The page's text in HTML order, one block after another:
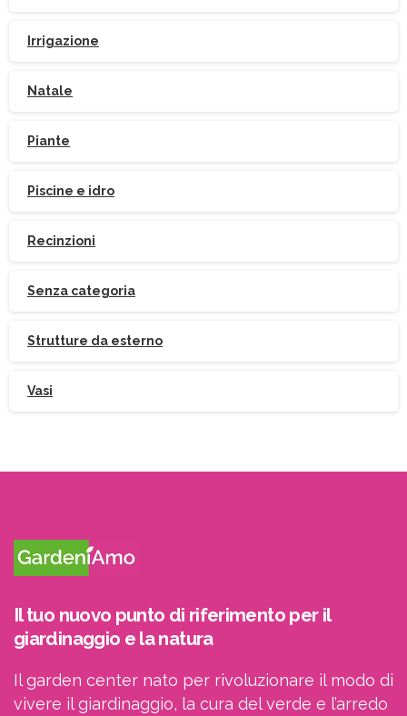
Irrigazione
Natale
Piante
Piscine e idro
Recinzioni
Senza categoria
Strutture da esterno
Vasi
Il tuo nuovo punto di riferimento per il
giardinaggio e la natura
Il garden center nato per rivoluzionare il modo di
vivere il giardinaggio, la cura del verde e l’arredo
Indirizzo email:
Accetto le condizioni generali di utilizzo e di